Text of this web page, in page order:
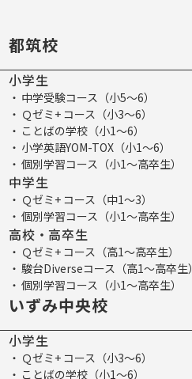
都筑校
小学生
中学受験コース（小5～6）
Ｑゼミ+ コース（小3～6）
ことばの学校（小1～6）
小学英語YOM-TOX（小1～6）
個別学習コース（小1～高卒生）
中学生
Ｑゼミ+ コース（中1～3）
個別学習コース（小1～高卒生）
高校・高卒生
Ｑゼミ+ コース（高1～高卒生）
駿台Diverseコース（高1～高卒生）
個別学習コース（小1～高卒生）
いずみ中央校
小学生
Ｑゼミ+ コース（小3～6）
ことばの学校（小1～6）